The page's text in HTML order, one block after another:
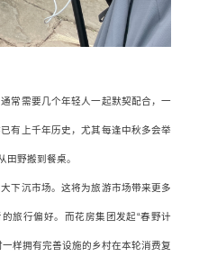
常需要几个年轻人一起默契配合，一
有上千年历史，尤其每逢中秋多会举
野搬到餐桌。
下沉市场。这将为旅游市场带来更多
旅行偏好。而花房集团发起“春野计
样拥有完善设施的乡村在本轮消费复